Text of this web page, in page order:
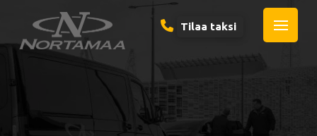
Tilaa taksi